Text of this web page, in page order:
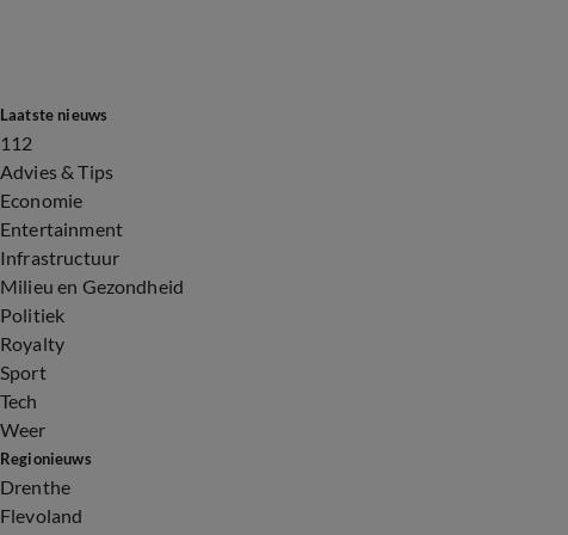
Laatste nieuws
112
Advies & Tips
Economie
Entertainment
Infrastructuur
Milieu en Gezondheid
Politiek
Royalty
Sport
Tech
Weer
Regionieuws
Drenthe
Flevoland